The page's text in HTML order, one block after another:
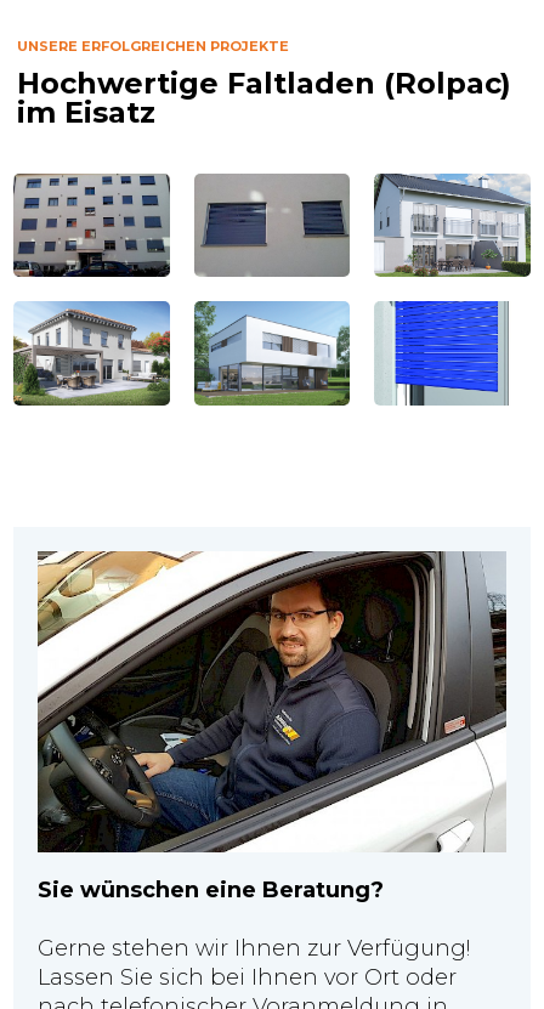
UNSERE ERFOLGREICHEN PROJEKTE
Hochwertige Faltladen (Rolpac)
im Eisatz
Sie wünschen eine Beratung?
Gerne stehen wir Ihnen zur Verfügung!
Lassen Sie sich bei Ihnen vor Ort oder